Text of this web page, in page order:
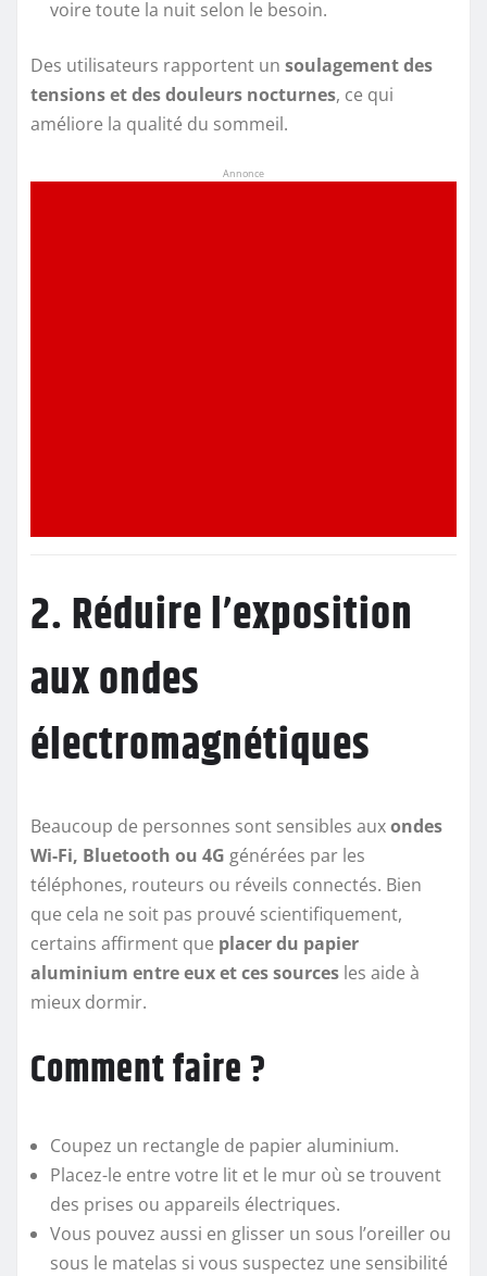
voire toute la nuit selon le besoin.
Des utilisateurs rapportent un soulagement des
tensions et des douleurs nocturnes, ce qui
améliore la qualité du sommeil.
Annonce
2. Réduire l’exposition
aux ondes
électromagnétiques
Beaucoup de personnes sont sensibles auxondes
Wi-Fi, Bluetooth ou 4G générées par les
téléphones, routeurs ou réveils connectés. Bien
que cela ne soit pas prouvé scientifiquement,
certains affirment que placer du papier
aluminium entre eux et ces sources les aide à
mieux dormir.
Comment faire ?
Coupez un rectangle de papier aluminium.
Placez-le entre votre lit et le mur où se trouvent
des prises ou appareils électriques.
Vous pouvez aussi en glisser un sous l’oreiller ou
sous le matelas si vous suspectez une sensibilité